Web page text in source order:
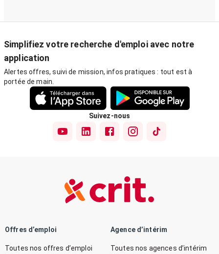
Simplifiez votre recherche d'emploi avec notre
application
Alertes offres, suivi de mission, infos pratiques : tout est à
portée de main.
Suivez-nous
Offres d’emploi
Toutes nos offres d’emploi
Agence d’intérim
Toutes nos agences d’intérim